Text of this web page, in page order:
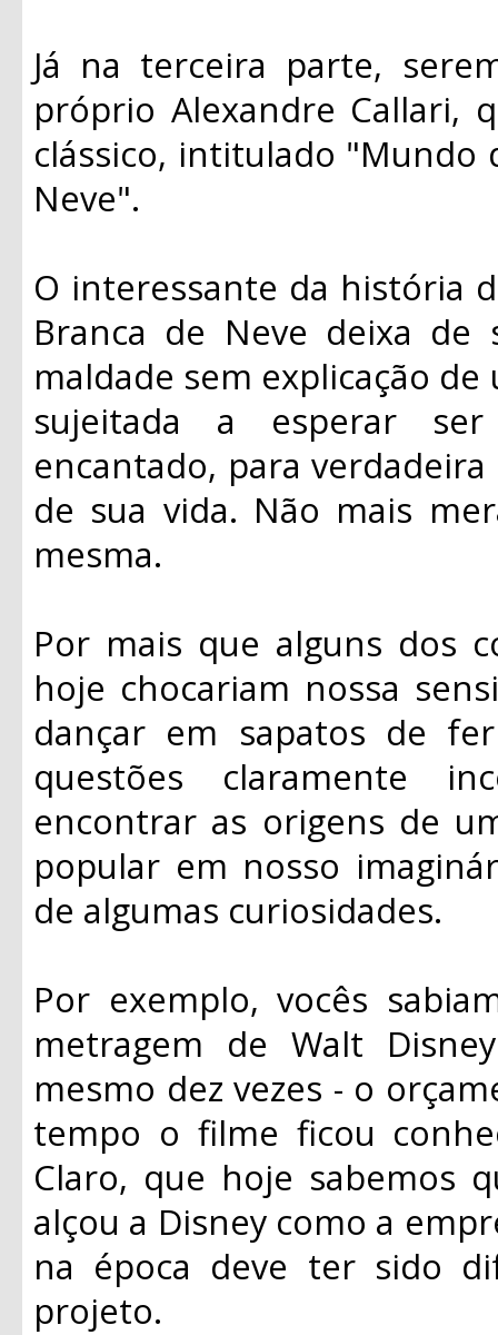
Já na terceira parte,
próprio Alexandre Callari,
clássico, intitulado "Mundo
Neve".
O interessante da história
Branca de Neve deixa de
maldade sem explicação
sujeitada a esperar
encantado, para
de sua vida. Não mais
mesma.
Por mais que alguns dos
hoje chocariam nossa
dançar em sapatos de
questões claramente
encontrar as origens de
popular em nosso
de algumas curiosidades.
Por exemplo, vocês
metragem de Walt
mesmo dez vezes - o
tempo o filme ficou
Claro, que hoje sabemos
alçou a Disney como a
na época deve ter sido
projeto.